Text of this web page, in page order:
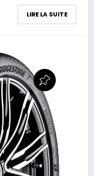
LIRE LA SUITE